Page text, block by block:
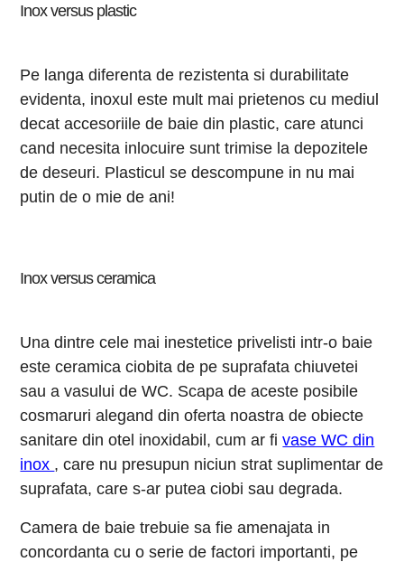
Inox versus plastic
Pe langa diferenta de rezistenta si durabilitate
evidenta, inoxul este mult mai prietenos cu mediul
decat accesoriile de baie din plastic, care atunci
cand necesita inlocuire sunt trimise la depozitele
de deseuri. Plasticul se descompune in nu mai
putin de o mie de ani!
Inox versus ceramica
Una dintre cele mai inestetice privelisti intr-o baie
este ceramica ciobita de pe suprafata chiuvetei
sau a vasului de WC. Scapa de aceste posibile
cosmaruri alegand din oferta noastra de obiecte
sanitare din otel inoxidabil, cum ar fivase WC din
inox , care nu presupun niciun strat suplimentar de
suprafata, care s-ar putea ciobi sau degrada.
Camera de baie trebuie sa fie amenajata in
concordanta cu o serie de factori importanti, pe